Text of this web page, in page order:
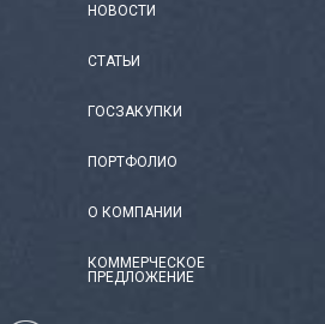
НОВОСТИ
СТАТЬИ
ГОСЗАКУПКИ
ПОРТФОЛИО
О КОМПАНИИ
КОММЕРЧЕСКОЕ
ПРЕДЛОЖЕНИЕ